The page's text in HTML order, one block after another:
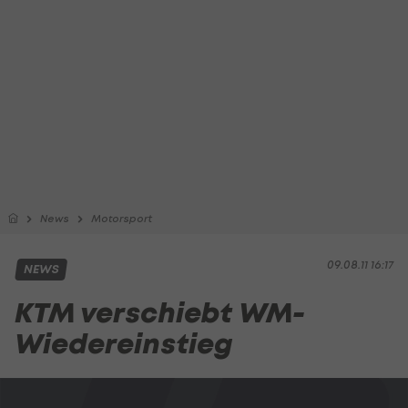
News Motorsport
09.08.11 16:17
NEWS
KTM verschiebt WM-
Wiedereinstieg